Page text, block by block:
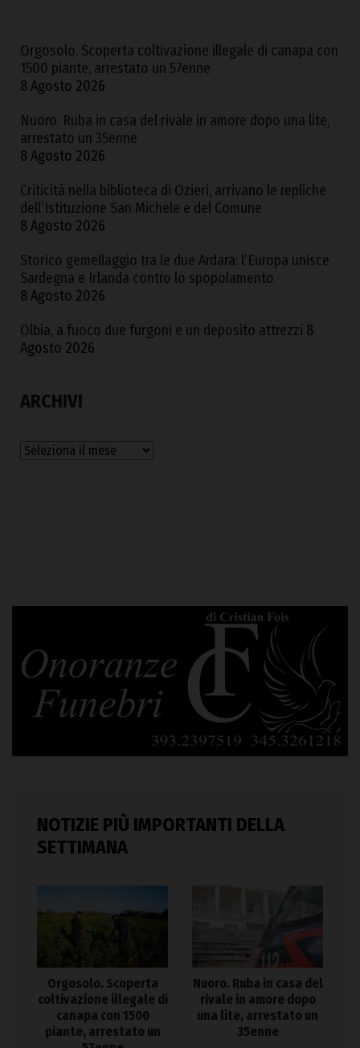
Orgosolo. Scoperta coltivazione illegale di canapa con
1500 piante, arrestato un 57enne
8 Agosto 2026
Nuoro. Ruba in casa del rivale in amore dopo una lite,
arrestato un 35enne
8 Agosto 2026
Criticità nella biblioteca di Ozieri, arrivano le repliche
dell’Istituzione San Michele e del Comune
8 Agosto 2026
Storico gemellaggio tra le due Ardara: l’Europa unisce
Sardegna e Irlanda contro lo spopolamento
8 Agosto 2026
Olbia, a fuoco due furgoni e un deposito attrezzi 8
Agosto 2026
ARCHIVI
Archivi
NOTIZIE PIÙ IMPORTANTI DELLA
SETTIMANA
Orgosolo. Scoperta
coltivazione illegale di
canapa con 1500
piante, arrestato un
Nuoro. Ruba in casa del
rivale in amore dopo
una lite, arrestato un
35enne